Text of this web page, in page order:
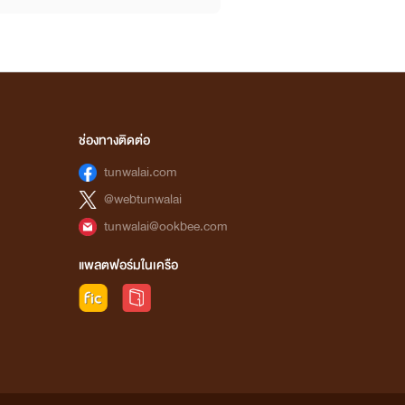
ช่องทางติดต่อ
tunwalai.com
@webtunwalai
tunwalai@ookbee.com
แพลตฟอร์มในเครือ